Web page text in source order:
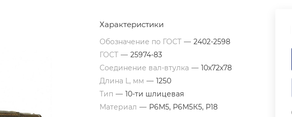
Характеристики
Обозначение по ГОСТ — 2402-2598
ГОСТ — 25974-83
Соединение вал-втулка — 10х72х78
Длина L, мм — 1250
Тип — 10-ти шлицевая
Материал — Р6М5, Р6М5К5, Р18